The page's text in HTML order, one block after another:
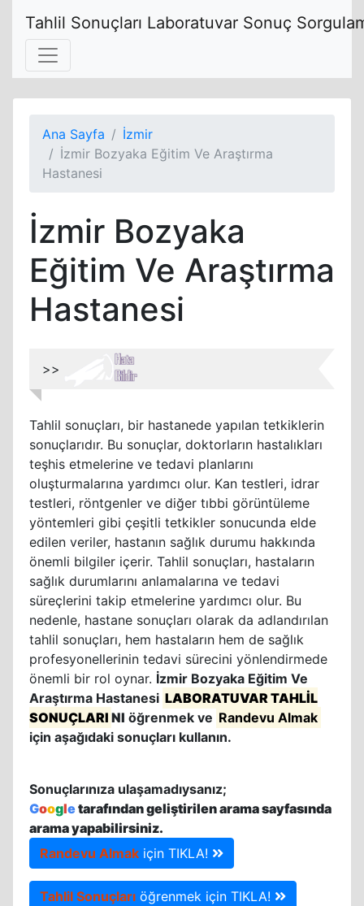
Tahlil Sonuçları Laboratuvar Sonuç
Ana Sayfa
İzmir
İzmir Bozyaka Eğitim Ve Araştırma
Hastanesi
İzmir Bozyaka
Eğitim Ve Araştırma
Hastanesi
>>
Tahlil sonuçları, bir hastanede yapılan tetkiklerin
sonuçlarıdır. Bu sonuçlar, doktorların hastalıkları
teşhis etmelerine ve tedavi planlarını
oluşturmalarına yardımcı olur. Kan testleri, idrar
testleri, röntgenler ve diğer tıbbi görüntüleme
yöntemleri gibi çeşitli tetkikler sonucunda elde
edilen veriler, hastanın sağlık durumu hakkında
önemli bilgiler içerir. Tahlil sonuçları, hastaların
sağlık durumlarını anlamalarına ve tedavi
süreçlerini takip etmelerine yardımcı olur. Bu
nedenle, hastane sonuçları olarak da adlandırılan
tahlil sonuçları, hem hastaların hem de sağlık
profesyonellerinin tedavi sürecini yönlendirmede
önemli bir rol oynar. İzmir Bozyaka Eğitim Ve
Araştırma Hastanesi LABORATUVAR TAHLİL
SONUÇLARI NI öğrenmek ve Randevu Almak
için aşağıdaki sonuçları kullanın.
Sonuçlarınıza ulaşamadıysanız;
Googletarafından geliştirilen arama sayfasında
arama yapabilirsiniz.
Randevu Almak için TIKLA!
Tahlil Sonuçları öğrenmek için TIKLA!